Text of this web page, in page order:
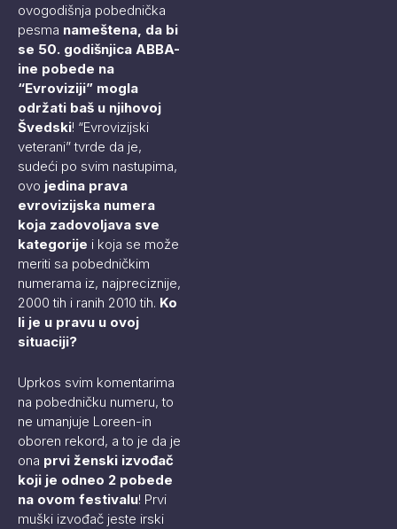
ovogodišnja pobednička
pesma nameštena, da bi
se 50. godišnjica ABBA-
ine pobede na
“Evroviziji” mogla
održati baš u njihovoj
Švedski! “Evrovizijski
veterani” tvrde da je,
sudeći po svim nastupima,
ovo jedina prava
evrovizijska numera
koja zadovoljava sve
kategorije i koja se može
meriti sa pobedničkim
numerama iz, najpreciznije,
2000 tih i ranih 2010 tih. Ko
li je u pravu u ovoj
situaciji?
Uprkos svim komentarima
na pobedničku numeru, to
ne umanjuje Loreen-in
oboren rekord, a to je da je
ona prvi ženski izvođač
koji je odneo 2 pobede
na ovom festivalu! Prvi
muški izvođač jeste irski